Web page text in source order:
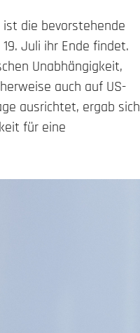
die bevorstehende
Juli ihr Ende findet.
Unabhängigkeit,
auch auf US-
ausrichtet, ergab sich
für eine